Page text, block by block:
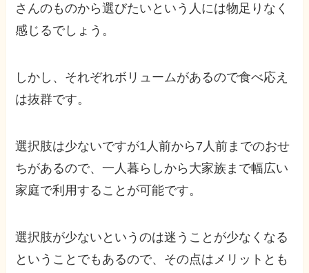
さんのものから選びたいという人には物足りなく
感じるでしょう。
しかし、それぞれボリュームがあるので食べ応え
は抜群です。
選択肢は少ないですが1人前から7人前までのおせ
ちがあるので、一人暮らしから大家族まで幅広い
家庭で利用することが可能です。
選択肢が少ないというのは迷うことが少なくなる
ということでもあるので、その点はメリットとも